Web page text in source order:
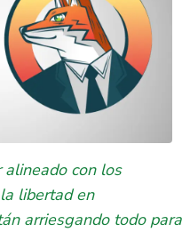
alineado con los
libertad en
arriesgando todo para